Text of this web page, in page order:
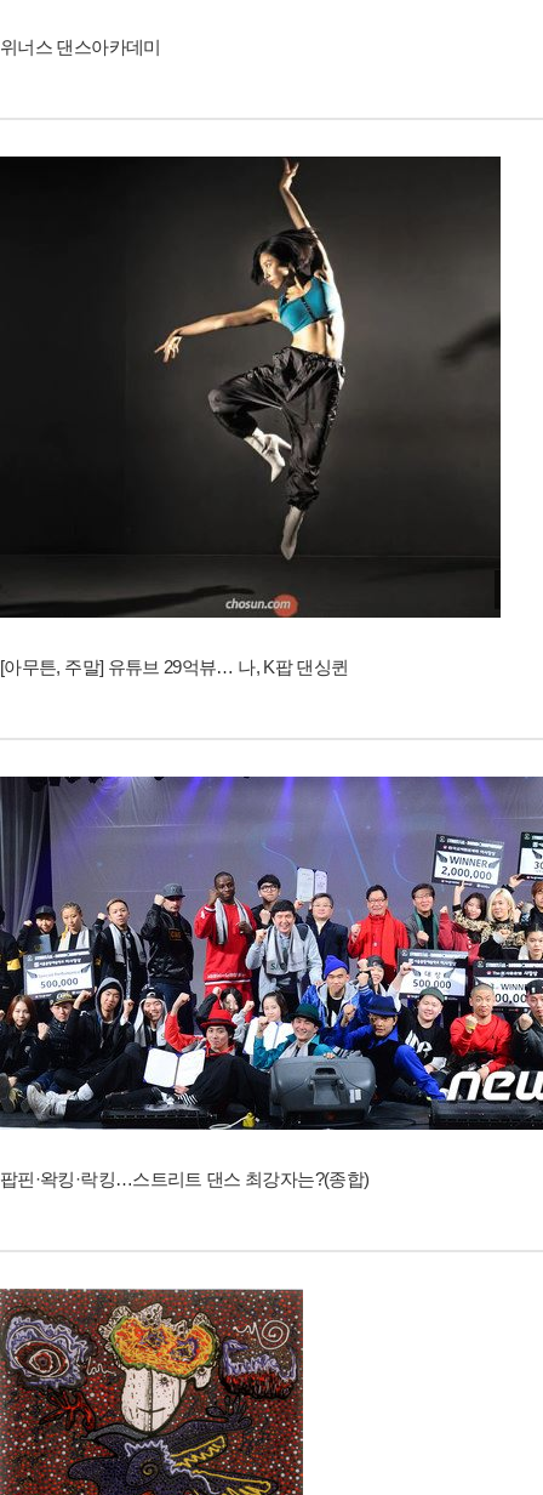
위너스 댄스아카데미
[아무튼, 주말] 유튜브 29억뷰… 나, K팝 댄싱퀸
팝핀·왁킹·락킹…스트리트 댄스 최강자는?(종합)